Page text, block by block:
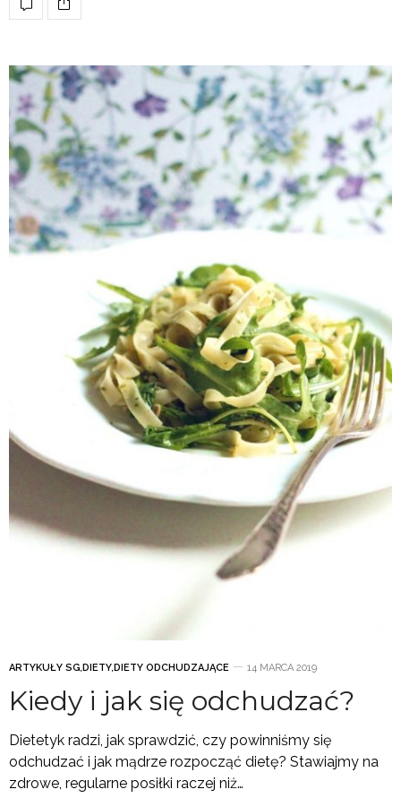
ARTYKUŁY SG,DIETY,DIETY ODCHUDZAJĄCE 14 MARCA 2019
Kiedy i jak się odchudzać?
Dietetyk radzi, jak sprawdzić, czy powinniśmy się
odchudzać i jak mądrze rozpocząć dietę? Stawiajmy na
zdrowe, regularne posiłki raczej niż…